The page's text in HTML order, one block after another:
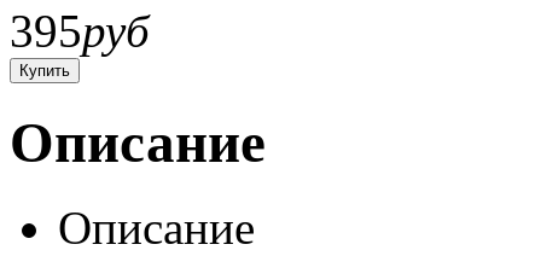
395руб
Описание
Описание